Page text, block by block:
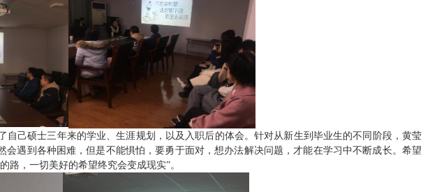
自己硕士三年来的学业、生涯规划，以及入职后的体会。针对从新生到毕业生的不同阶段，黄莹
遇到各种困难，但是不能惧怕，要勇于面对，想办法解决问题，才能在学习中不断成长。希望
路，一切美好的希望终究会变成现实”。